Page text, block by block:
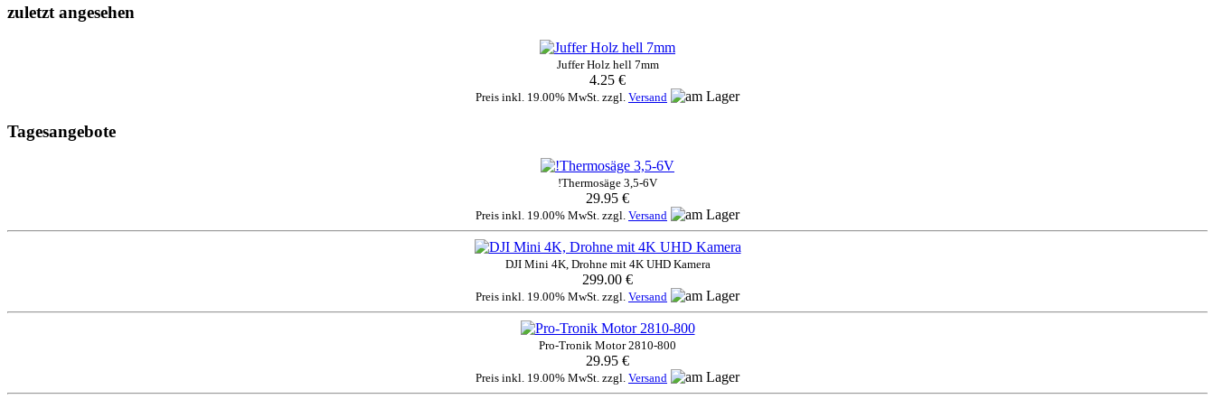
zuletzt angesehen
Juffer Holz hell 7mm
4.25 €
Preis inkl. 19.00% MwSt. zzgl. Versand
Tagesangebote
!Thermosäge 3,5-6V
29.95 €
Preis inkl. 19.00% MwSt. zzgl. Versand
DJI Mini 4K, Drohne mit 4K UHD Kamera
299.00 €
Preis inkl. 19.00% MwSt. zzgl. Versand
Pro-Tronik Motor 2810-800
29.95 €
Preis inkl. 19.00% MwSt. zzgl. Versand